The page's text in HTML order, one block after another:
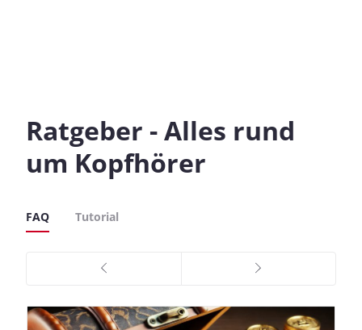
Ratgeber - Alles rund
um Kopfhörer
FAQ Tutorial